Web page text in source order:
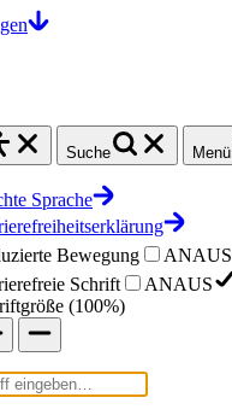
Suche Menü
Sprache
Bewegung
ANAUS
Schrift
ANAUS
(100%)